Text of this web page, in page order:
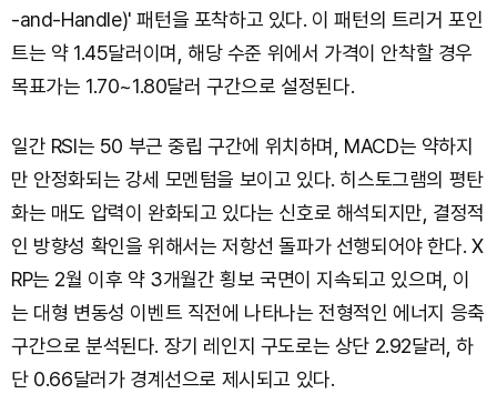
-and-Handle)' 패턴을 포착하고 있다. 이 패턴의 트리거 포인
트는 약 1.45달러이며, 해당 수준 위에서 가격이 안착할 경우
목표가는 1.70~1.80달러 구간으로 설정된다.
일간 RSI는 50 부근 중립 구간에 위치하며, MACD는 약하지
만 안정화되는 강세 모멘텀을 보이고 있다. 히스토그램의 평탄
화는 매도 압력이 완화되고 있다는 신호로 해석되지만, 결정적
인 방향성 확인을 위해서는 저항선 돌파가 선행되어야 한다. X
RP는 2월 이후 약 3개월간 횡보 국면이 지속되고 있으며, 이
는 대형 변동성 이벤트 직전에 나타나는 전형적인 에너지 응축
구간으로 분석된다. 장기 레인지 구도로는 상단 2.92달러, 하
단 0.66달러가 경계선으로 제시되고 있다.